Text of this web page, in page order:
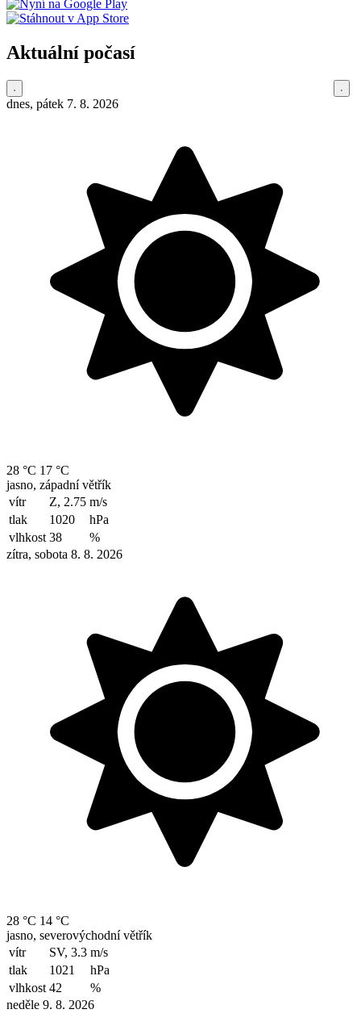
Aktuální počasí
dnes, pátek 7. 8. 2026
28 °C 17 °C
jasno, západní větřík
vítr
Z, 2.75 m/s
tlak
1020
hPa
vlhkost 38
%
zítra, sobota 8. 8. 2026
28 °C 14 °C
jasno, severovýchodní větřík
vítr
SV, 3.3 m/s
tlak
1021
hPa
vlhkost 42
%
neděle 9. 8. 2026